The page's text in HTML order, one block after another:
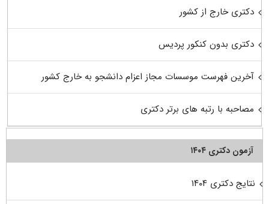
دکتری خارج از کشور
دکتری بدون کنکور پردیس
آخرین فهرست موسسات مجاز اعزام دانشجو به خارج کشور
مصاحبه با رتبه های برتر دکتری
آزمون دکتری ۱۴۰۴
نتایج دکتری ۱۴۰۴